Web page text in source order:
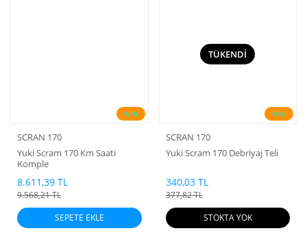
%10
SCRAN 170
Yuki Scram 170 Km Saati
Komple
8.611,39 TL
9.568,21 TL
SEPETE EKLE
%10
TÜKENDİ
SCRAN 170
Yuki Scram 170 Debriyaj Teli
340,03 TL
377,82 TL
STOKTA YOK